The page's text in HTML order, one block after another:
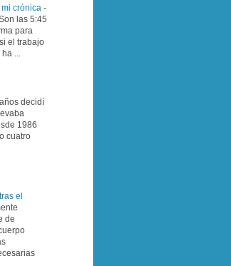
crónica -
las 5:45
para
el trabajo
...
decidí
1986
cuatro
el
de